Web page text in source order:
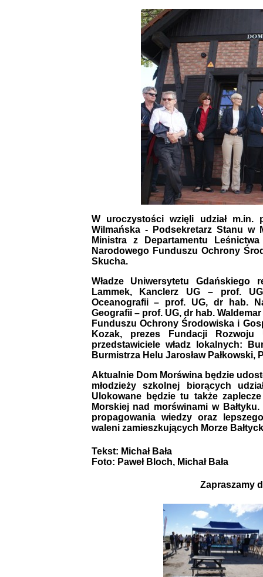
W uroczystości wzięli udział m.in.
Wilmańska - Podsekretarz Stanu w
Ministra z Departamentu
Narodowego Funduszu Ochrony
Skucha.
Władze Uniwersytetu
Lammek, Kanclerz UG – prof.
Oceanografii – prof. UG, dr hab.
Geografii – prof. UG, dr hab.
Funduszu Ochrony Środowiska i
Kozak, prezes Fundacji Rozwoju
przedstawiciele władz lokalnych:
Burmistrza Helu Jarosław
Aktualnie Dom Morświna będzie
młodzieży szkolnej biorących
Ulokowane będzie tu także
Morskiej nad morświnami w
propagowania wiedzy oraz
waleni zamieszkujących Morze
Tekst: Michał Bała
Foto: Paweł Bloch, Michał Bała
Zapraszamy